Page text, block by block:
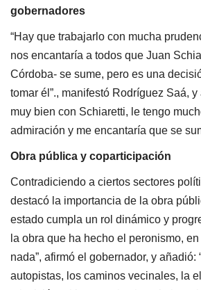
gobernadores
“Hay que trabajarlo con mucha
nos encantaría a todos que Juan
Córdoba- se sume, pero es una
tomar él”., manifestó Rodríguez Saá,
muy bien con Schiaretti, le tengo
admiración y me encantaría que se
Obra pública y coparticipación
Contradiciendo a ciertos sectores
destacó la importancia de la obra
estado cumpla un rol dinámico y
la obra que ha hecho el peronismo,
nada”, afirmó el gobernador, y añadió:
autopistas, los caminos vecinales, la